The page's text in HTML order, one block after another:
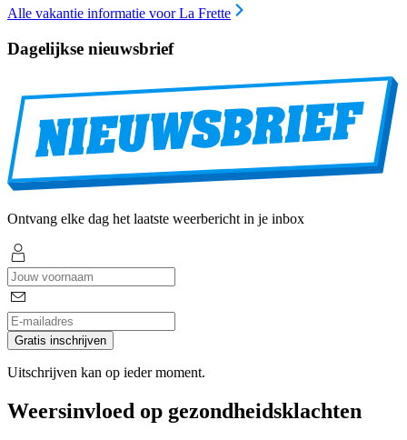
Alle vakantie informatie voor La Frette
Dagelijkse nieuwsbrief
Ontvang elke dag het laatste weerbericht in je inbox
Gratis inschrijven
Uitschrijven kan op ieder moment.
Weersinvloed op gezondheidsklachten